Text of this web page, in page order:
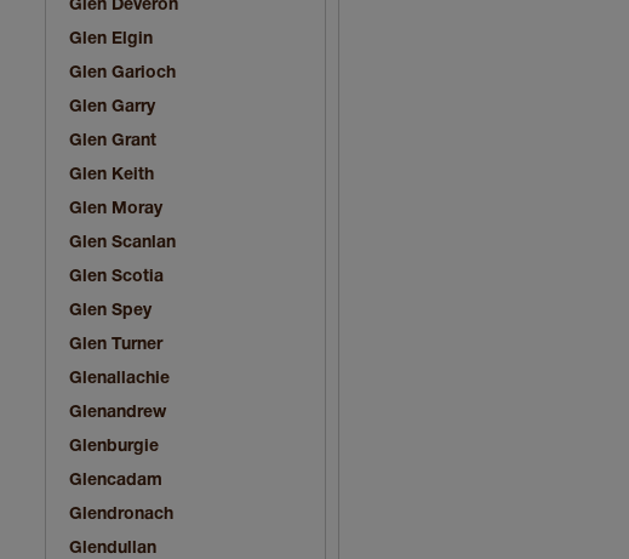
Glen Deveron
Glen Elgin
Glen Garioch
Glen Garry
Glen Grant
Glen Keith
Glen Moray
Glen Scanlan
Glen Scotia
Glen Spey
Glen Turner
Glenallachie
Glenandrew
Glenburgie
Glencadam
Glendronach
Glendullan